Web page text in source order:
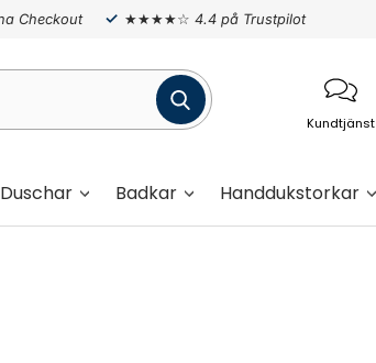
Checkout ★★★★☆ 4.4 på Trustpilot
Kundtjänst
Duschar Badkar Handdukstorkar